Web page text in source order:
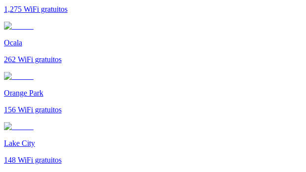
1,275 WiFi gratuitos
Ocala
262 WiFi gratuitos
Orange Park
156 WiFi gratuitos
Lake City
148 WiFi gratuitos